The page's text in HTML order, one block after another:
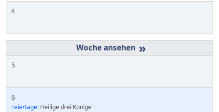
4
»
5
6
Feiertage: Heilige drei Könige